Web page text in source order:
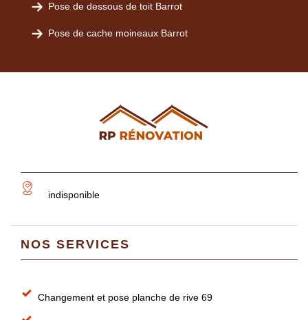
Pose de dessous de toit Barrot
Pose de cache moineaux Barrot
indisponible
NOS SERVICES
Changement et pose planche de rive 69